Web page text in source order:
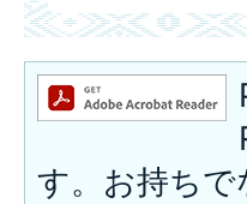
す。お持ち